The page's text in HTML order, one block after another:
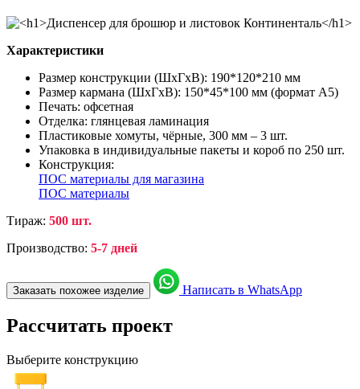
Характеристики
Размер конструкции (ШхГхВ): 190*120*210 мм
Размер кармана (ШхГхВ): 150*45*100 мм (формат А5)
Печать: офсетная
Отделка: глянцевая ламинация
Пластиковые хомуты, чёрные, 300 мм – 3 шт.
Упаковка в индивидуальные пакеты и короб по 250 шт.
Конструкция:
ПОС материалы для магазина
ПОС материалы
Тираж: 500 шт.
Производство: 5-7 дней
Заказать похожее изделие Написать в WhatsApp
Рассчитать проект
Выберите конструкцию